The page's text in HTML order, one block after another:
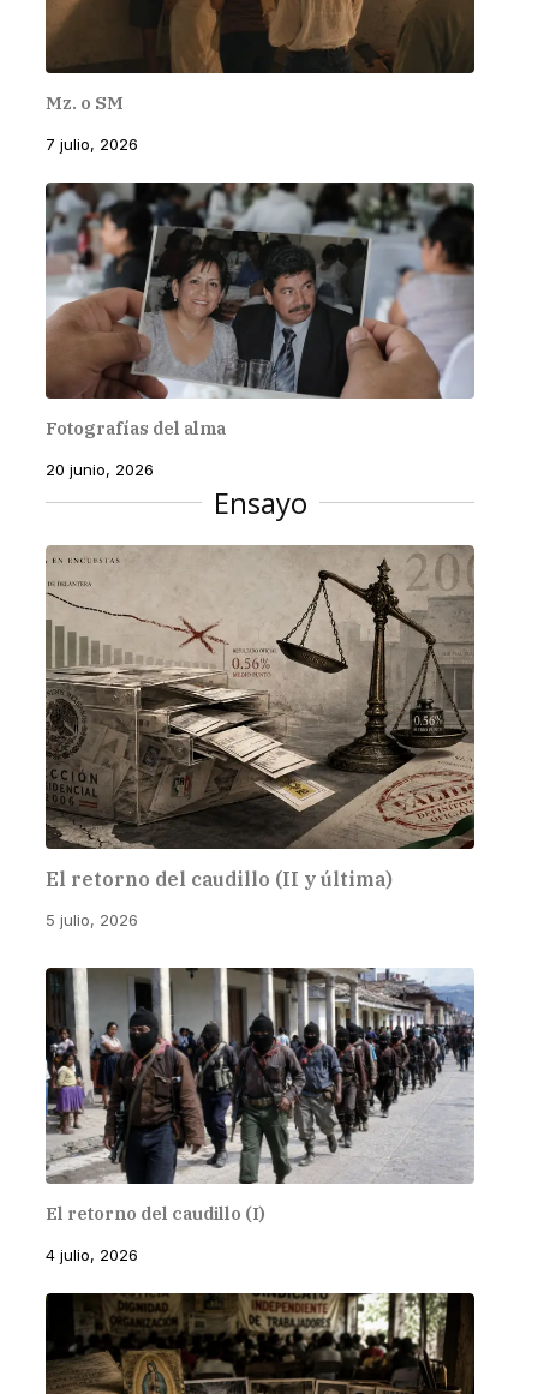
Mz. o SM
7 julio, 2026
Fotografías del alma
20 junio, 2026
Ensayo
El retorno del caudillo (II y última)
5 julio, 2026
El retorno del caudillo (I)
4 julio, 2026